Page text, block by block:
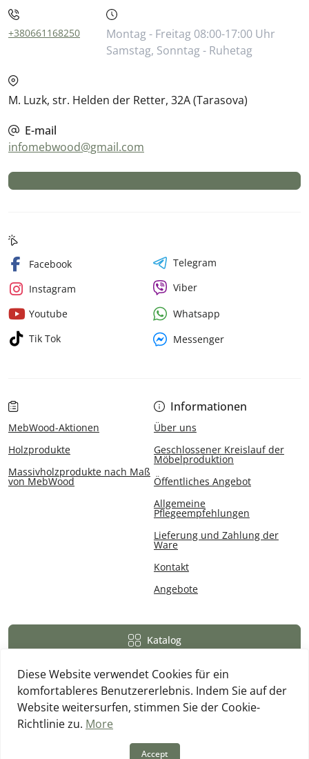
+380661168250
Montag - Freitag 08:00-17:00 Uhr
Samstag, Sonntag - Ruhetag
M. Luzk, str. Helden der Retter, 32A (Tarasova)
E-mail
infomebwood@gmail.com
MebWood-Aktionen
Holzprodukte
Massivholzprodukte nach Maß
von MebWood
Informationen
Über uns
Geschlossener Kreislauf der
Möbelproduktion
Öffentliches Angebot
Allgemeine
Pflegeempfehlungen
Lieferung und Zahlung der
Ware
Kontakt
Angebote
Katalog
Facebook
Instagram
Youtube
Tik Tok
Telegram
Viber
Whatsapp
Messenger
MebWood © 2026
Diese Website verwendet Cookies für ein
komfortableres Benutzererlebnis. Indem Sie auf der
Website weitersurfen, stimmen Sie der Cookie-
Richtlinie zu. More
Accept